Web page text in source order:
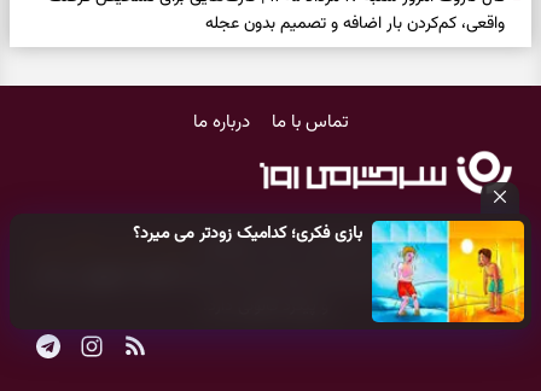
بازی فکری؛ کدامیک زودتر می میرد؟
واقعی، کم‌کردن بار اضافه و تصمیم بدون عجله
بخوانید
حفظ ارزش‌ها و سبک‌کردن ذهن
جمع‌کردن حاشیه‌ها
فال انبیا امروز شنبه ۱۷ مرداد ۱۴۰۵ | پیام‌هایی برای اصلاح مسیر، حفظ امید
تماس با ما درباره ما
کلیه حقوق مادی و معنوی این سایت متعلق بهپایگاه خبری سرگرمی روز
می‌باشد و هر گونه کپی‌برداری توسط دیگر سایت‌ها